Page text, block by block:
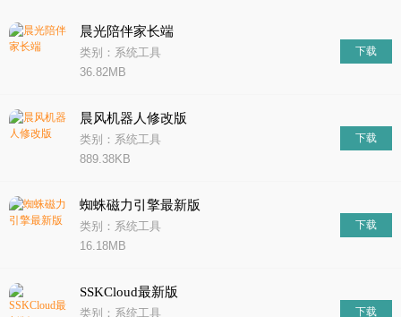
晨光陪伴家长端
类别：系统工具
36.82MB
下载
晨风机器人修改版
类别：系统工具
889.38KB
下载
蜘蛛磁力引擎最新版
类别：系统工具
16.18MB
下载
SSKCloud最新版
类别：系统工具
下载